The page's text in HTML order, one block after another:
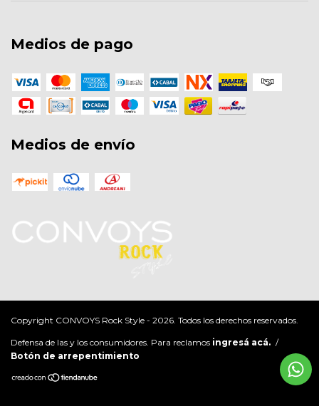
Medios de pago
Medios de envío
Copyright CONVOYS Rock Style - 2026. Todos los derechos reservados.
Defensa de las y los consumidores. Para reclamos ingresá acá. /
Botón de arrepentimiento